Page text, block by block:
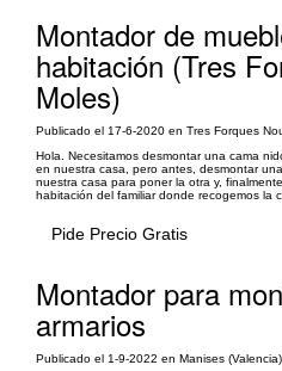
Montador de
habitación (Tres
Moles)
Publicado el 17-6-2020 en Tres Forques
Hola. Necesitamos desmontar una cama
en nuestra casa, pero antes, desmontar
nuestra casa para poner la otra y,
habitación del familiar donde recogemos la
Pide Precio Gratis
Montador para
armarios
Publicado el 1-9-2022 en Manises (Valencia)